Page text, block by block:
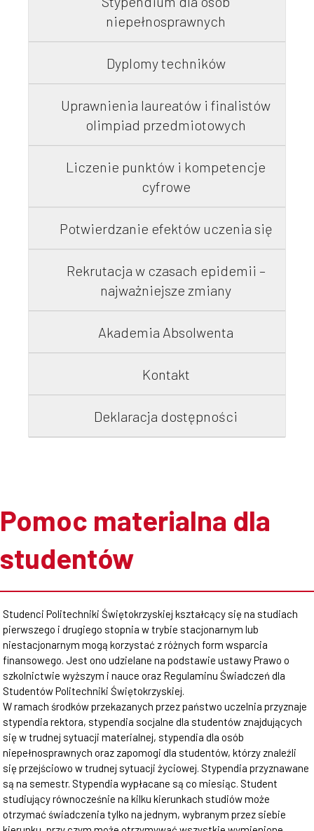
Pomoc materialna dla
studentów
Studenci Politechniki Świętokrzyskiej kształcący się na studiach
pierwszego i drugiego stopnia w trybie stacjonarnym lub
niestacjonarnym mogą korzystać z różnych form wsparcia
finansowego. Jest ono udzielane na podstawie ustawy Prawo o
szkolnictwie wyższym i nauce oraz Regulaminu Świadczeń dla
Studentów Politechniki Świętokrzyskiej.
W ramach środków przekazanych przez państwo uczelnia przyznaje
stypendia rektora, stypendia socjalne dla studentów znajdujących
się w trudnej sytuacji materialnej, stypendia dla osób
niepełnosprawnych oraz zapomogi dla studentów, którzy znaleźli
się przejściowo w trudnej sytuacji życiowej. Stypendia przyznawane
są na semestr. Stypendia wypłacane są co miesiąc. Student
studiujący równocześnie na kilku kierunkach studiów może
otrzymać świadczenia tylko na jednym, wybranym przez siebie
niepełnosprawnych
Dyplomy techników
Uprawnienia laureatów i finalistów
olimpiad przedmiotowych
Liczenie punktów i kompetencje
cyfrowe
Potwierdzanie efektów uczenia się
Rekrutacja w czasach epidemii –
najważniejsze zmiany
Akademia Absolwenta
Kontakt
Deklaracja dostępności